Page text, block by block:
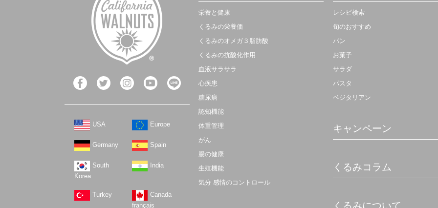
USA Europe
Germany Spain
South
Korea
India
Turkey
Canada
français
栄養と健康
くるみの栄養価
くるみのオメガ３脂肪酸
くるみの抗酸化作用
血液サラサラ
心疾患
糖尿病
認知機能
体重管理
がん
腸の健康
生殖機能
気分 感情のコントロール
レシピ検索
旬のおすすめ
パン
お菓子
サラダ
パスタ
ベジタリアン
キャンペーン
くるみコラム
くるみについて